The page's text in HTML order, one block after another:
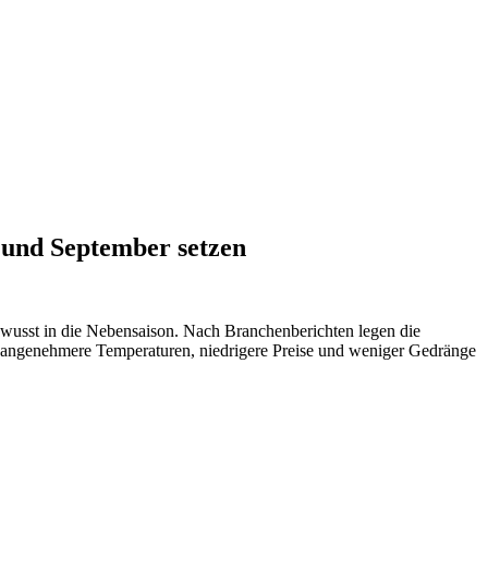
September setzen
in die Nebensaison. Nach Branchenberichten legen die
Temperaturen, niedrigere Preise und weniger Gedränge